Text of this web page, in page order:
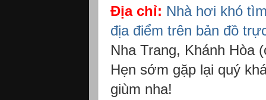
Địa chỉ: Nhà hơi khó
địa điểm trên bản đồ
Nha Trang, Khánh Hòa
Hẹn sớm gặp lại quý
giùm nha!